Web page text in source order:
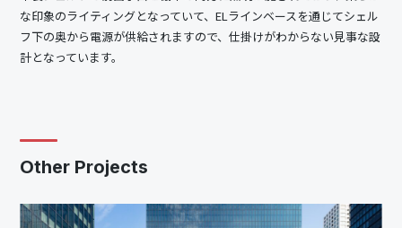
な印象のライティングとなっていて、ELラインベースを通じてシェル
フ下の奥から電源が供給されますので、仕掛けがわからない見事な設
計となっています。
Other Projects